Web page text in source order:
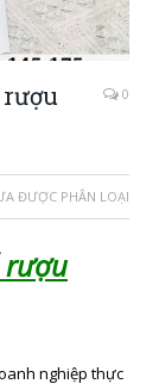
0
ĐƯỢC PHÂN LOẠI
rượu
nghiệp thực